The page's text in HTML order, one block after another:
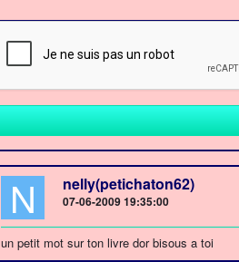
N nelly(petichaton62)
07-06-2009 19:35:00
un petit mot sur ton livre dor bisous a toi